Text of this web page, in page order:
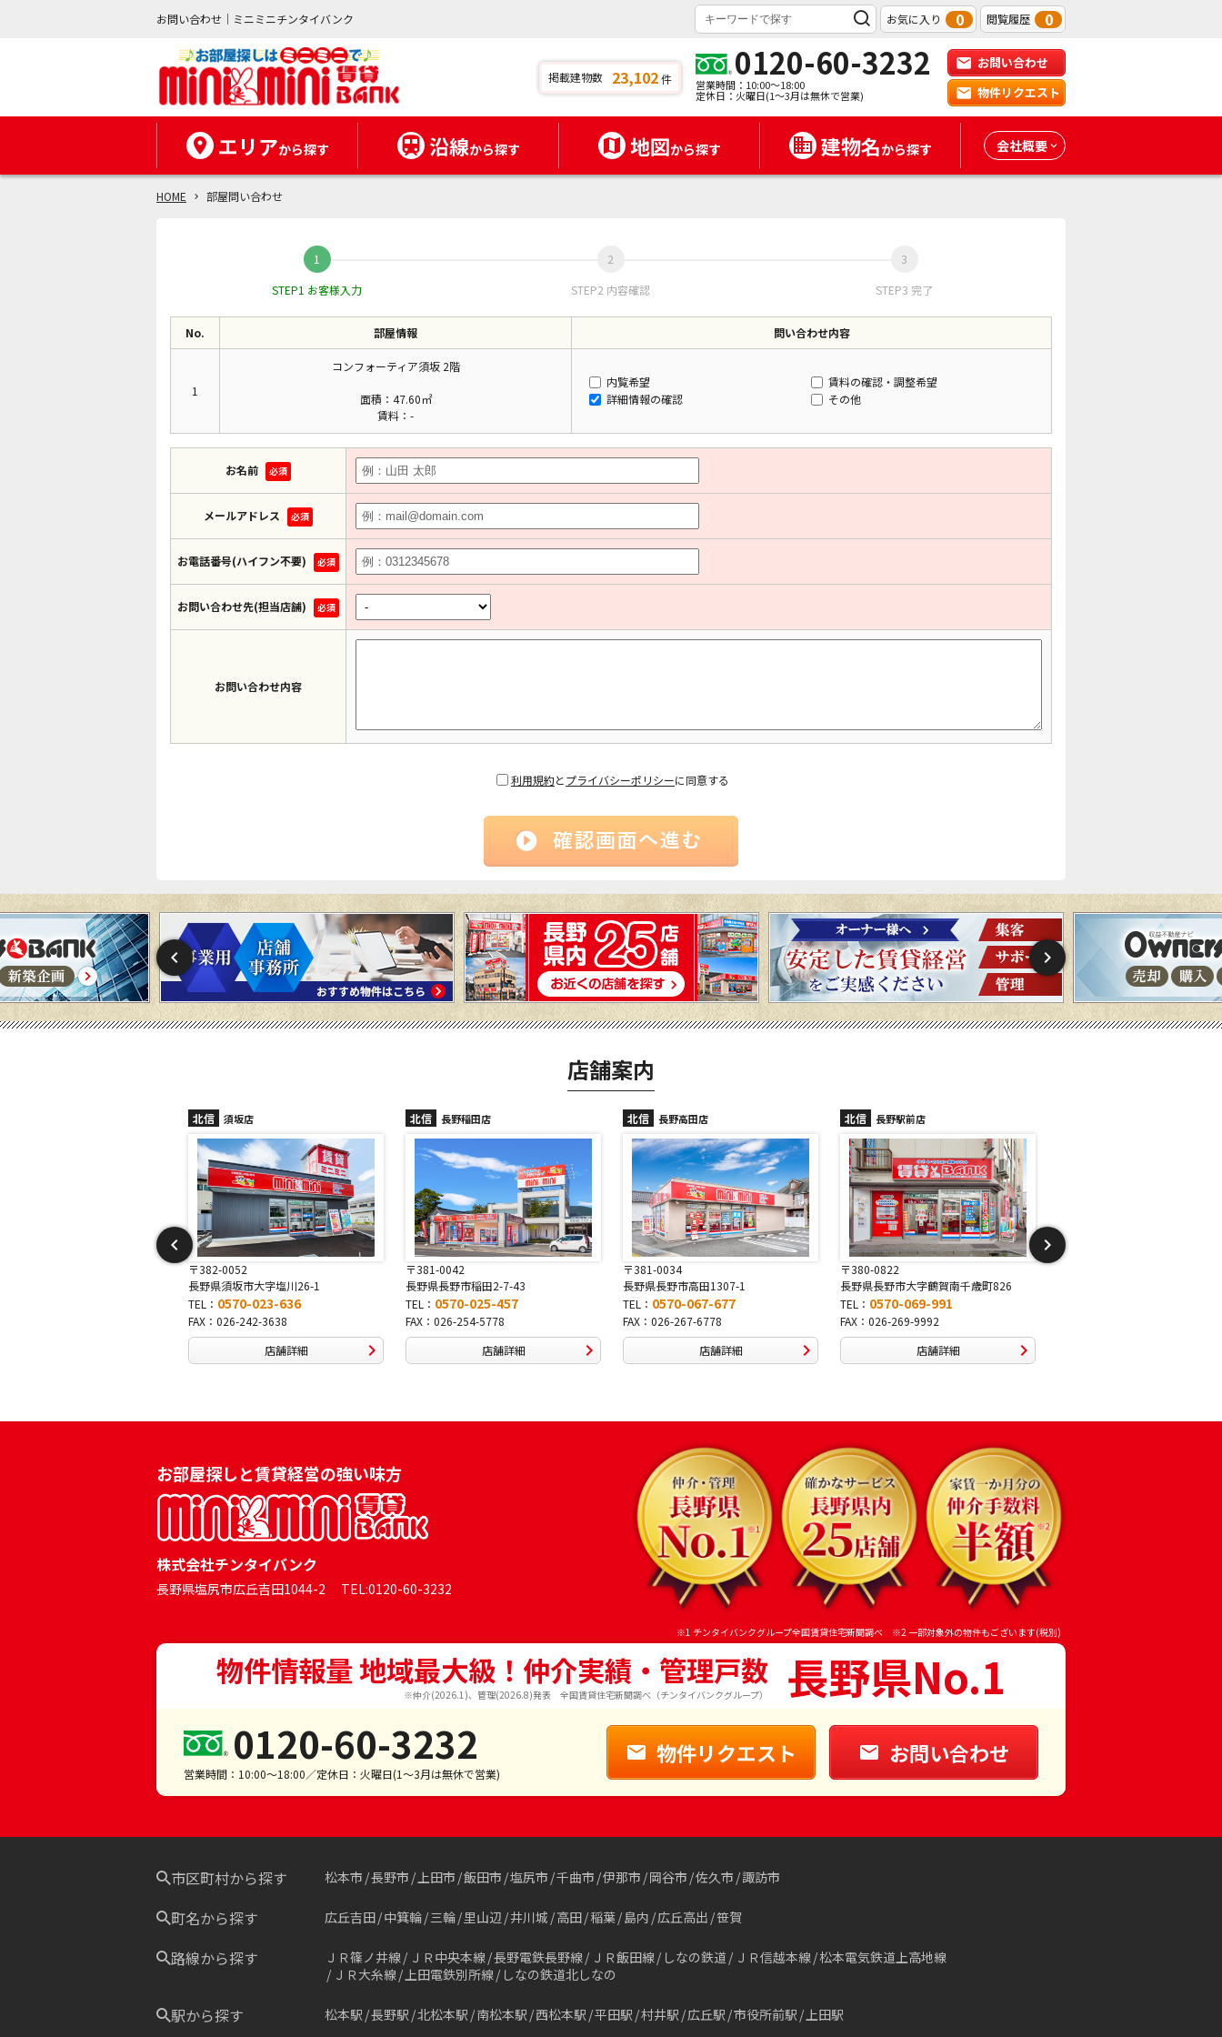
お問い合わせ｜ミニミニチンタイバンク お気に入り 0 閲覧履歴 0
掲載建物数 23,102件 0120-60-3232
営業時間：10:00～18:00
定休日：火曜日(1～3月は無休で営業)
お問い合わせ
物件リクエスト
エリアから探す 沿線から探す 地図から探す 建物名から探す 会社概要
HOME 部屋問い合わせ
STEP1 お客様入力 STEP2 内容確認 STEP3 完了
No. 部屋情報 問い合わせ内容
1
コンフォーティア須坂 2階
面積：47.60㎡
賃料：-
内覧希望
賃料の確認・調整希望
詳細情報の確認
その他
お名前 必須
メールアドレス 必須
お電話番号(ハイフン不要) 必須
お問い合わせ先(担当店舗) 必須
お問い合わせ内容
利用規約とプライバシーポリシーに同意する
店舗案内
北信 長野稲田店
〒381-0042
長野県長野市稲田2-7-43
TEL：0570-025-457
FAX：026-254-5778
店舗詳細
北信 長野高田店
〒381-0034
長野県長野市高田1307-1
TEL：0570-067-677
FAX：026-267-6778
店舗詳細
北信 長野駅前店
〒380-0822
長野県長野市大字鶴賀南千歳町826
TEL：0570-069-991
FAX：026-269-9992
店舗詳細
北信 長野稲里店
〒381-2243
長野県長野市稲里1-5-25
TEL：0570-067-878
FAX：026-286-7888
店舗詳細
お部屋探しと賃貸経営の強い味方
株式会社チンタイバンク
長野県塩尻市広丘吉田1044-2 TEL:0120-60-3232
※1 チンタイバンクグループ全国賃貸住宅新聞調べ ※2 一部対象外の物件もございます(税別)
物件情報量 地域最大級！仲介実績・管理戸数
※仲介(2026.1)、管理(2026.8)発表 全国賃貸住宅新聞調べ（チンタイバンクグループ） 長野県No.1
0120-60-3232
営業時間：10:00～18:00／定休日：火曜日(1～3月は無休で営業)
物件リクエスト お問い合わせ
市区町村から探す 松本市 長野市 上田市 飯田市 塩尻市 千曲市 伊那市 岡谷市 佐久市 諏訪市
町名から探す 広丘吉田 中箕輪 三輪 里山辺 井川城 高田 稲葉 島内 広丘高出 笹賀
路線から探す ＪＲ篠ノ井線 ＪＲ中央本線 長野電鉄長野線 ＪＲ飯田線 しなの鉄道 ＪＲ信越本線 松本電気鉄道上高地線
ＪＲ大糸線 上田電鉄別所線 しなの鉄道北しなの
駅から探す 松本駅 長野駅 北松本駅 南松本駅 西松本駅 平田駅 村井駅 広丘駅 市役所前駅 上田駅